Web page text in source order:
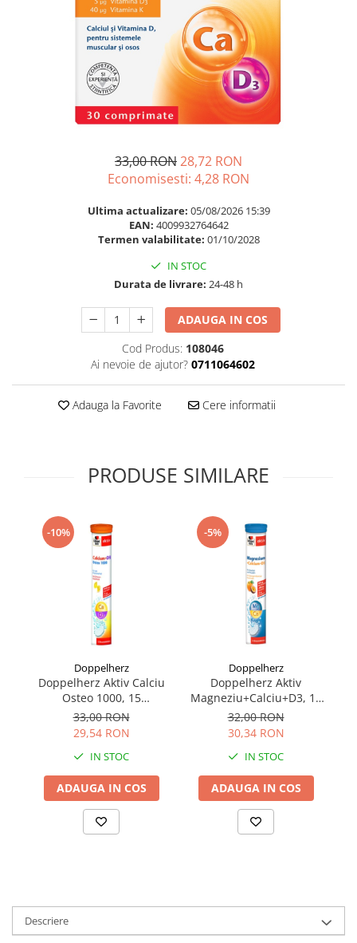
Probiotice si prebiotice
Sanatate urinara
Slabire si control greutate
Supliment Complexe
Supliment Vitamina B
Supliment Vitamina C
Supliment Vitamina D3
Tuse gat si respiratie
Balsam masca si tratament
Produse cu SPF Pentru Fata
Repelenti insecte
33,00 RON28,72 RON
Economisesti: 4,28 RON
Ultima actualizare: 05/08/2026 15:39
EAN: 4009932764642
Termen valabilitate: 01/10/2028
IN STOC
Durata de livrare: 24-48 h
ADAUGA IN COS
Cod Produs: 108046
Ai nevoie de ajutor? 0711064602
Adauga la Favorite Cere informatii
PRODUSE SIMILARE
-10%
Doppelherz
Doppelherz Aktiv Calciu
Osteo 1000, 15
comprimate efervescente
33,00 RON
29,54 RON
IN STOC
ADAUGA IN COS
-5%
Doppelherz
Doppelherz Aktiv
Magneziu+Calciu+D3, 15
comprimate efervescente
32,00 RON
30,34 RON
IN STOC
ADAUGA IN COS
Descriere